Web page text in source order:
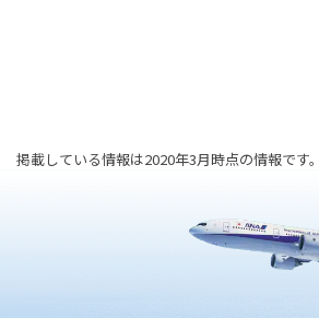
掲載している情報は2020年3月時点の情報です。